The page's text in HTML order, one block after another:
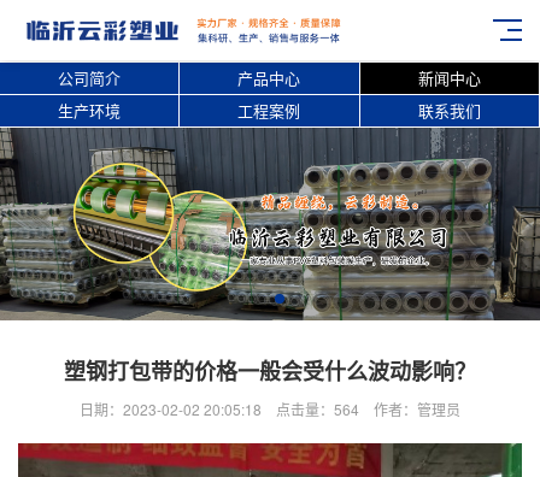
公司简介 产品中心
新闻中心
生产环境
工程案例 联系我们
塑钢打包带的价格一般会受什么波动影响？
日期：2023-02-02 20:05:18 点击量：564 作者：管理员